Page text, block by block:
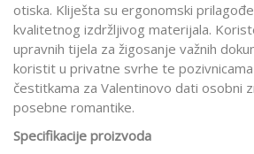
otiska. Kliješta su ergonomski
kvalitetnog izdržljivog materijala.
upravnih tijela za žigosanje važnih
koristit u privatne svrhe te
čestitkama za Valentinovo dati osobni
posebne romantike.
Specifikacije proizvoda